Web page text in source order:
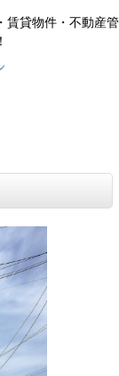
賃貸物件・不動産管